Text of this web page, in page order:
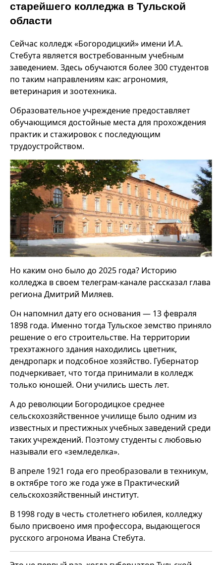
старейшего колледжа в Тульской
области
Сейчас колледж «Богородицкий» имени И.А.
Стебута является востребованным учебным
заведением. Здесь обучаются более 300 студентов
по таким направлениям как: агрономия,
ветеринария и зоотехника.
Образовательное учреждение предоставляет
обучающимся достойные места для прохождения
практик и стажировок с последующим
трудоустройством.
Но каким оно было до 2025 года? Историю
колледжа в своем телеграм-канале рассказал глава
региона Дмитрий Миляев.
Он напомнил дату его основания — 13 февраля
1898 года. Именно тогда Тульское земство приняло
решение о его строительстве. На территории
трехэтажного здания находились цветник,
дендропарк и подсобное хозяйство. Губернатор
подчеркивает, что тогда принимали в колледж
только юношей. Они учились шесть лет.
А до революции Богородицкое среднее
сельскохозяйственное училище было одним из
известных и престижных учебных заведений среди
таких учреждений. Поэтому студенты с любовью
называли его «земледелка».
В апреле 1921 года его преобразовали в техникум,
в октябре того же года уже в Практический
сельскохозяйственный институт.
В 1998 году в честь столетнего юбилея, колледжу
было присвоено имя профессора, выдающегося
русского агронома Ивана Стебута.